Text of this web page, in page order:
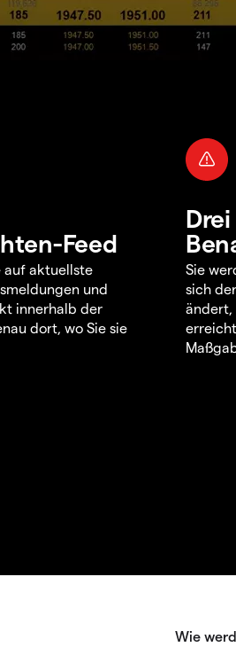
Feed
auf aktuellste
und
innerhalb der
dort, wo Sie sie
Sie
sich
ändert,